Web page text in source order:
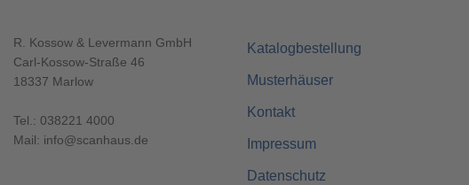
R. Kossow & Levermann GmbH
Carl-Kossow-Straße 46
18337 Marlow
Tel.: 038221 4000
Mail: info@scanhaus.de
Katalogbestellung
Musterhäuser
Kontakt
Impressum
Datenschutz